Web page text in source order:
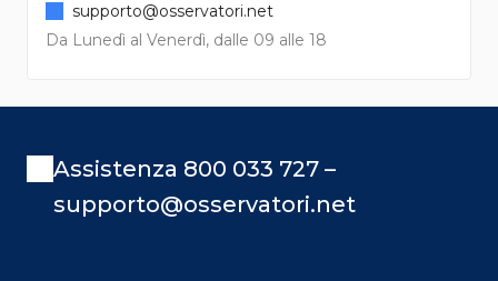
Da Lunedì al Venerdì, dalle 09 alle 18
supporto@osservatori.net
Assistenza 800 033 727 –
supporto@osservatori.net